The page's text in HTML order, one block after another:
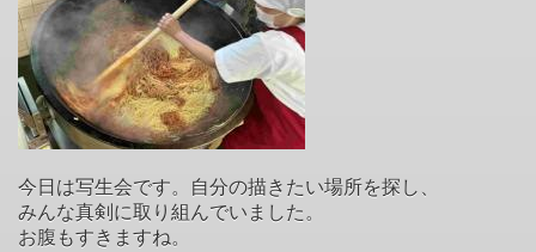
今日は写生会です。自分の描きたい場所を探し、
みんな真剣に取り組んでいました。
お腹もすきますね。